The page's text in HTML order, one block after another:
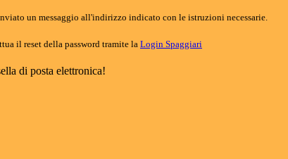
un messaggio all'indirizzo indicato con le istruzioni necessarie.
il reset della password tramite la Login Spaggiari
di posta elettronica!